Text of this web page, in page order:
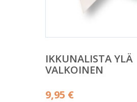
IKKUNALISTA YLÄ
VALKOINEN
9,95 €